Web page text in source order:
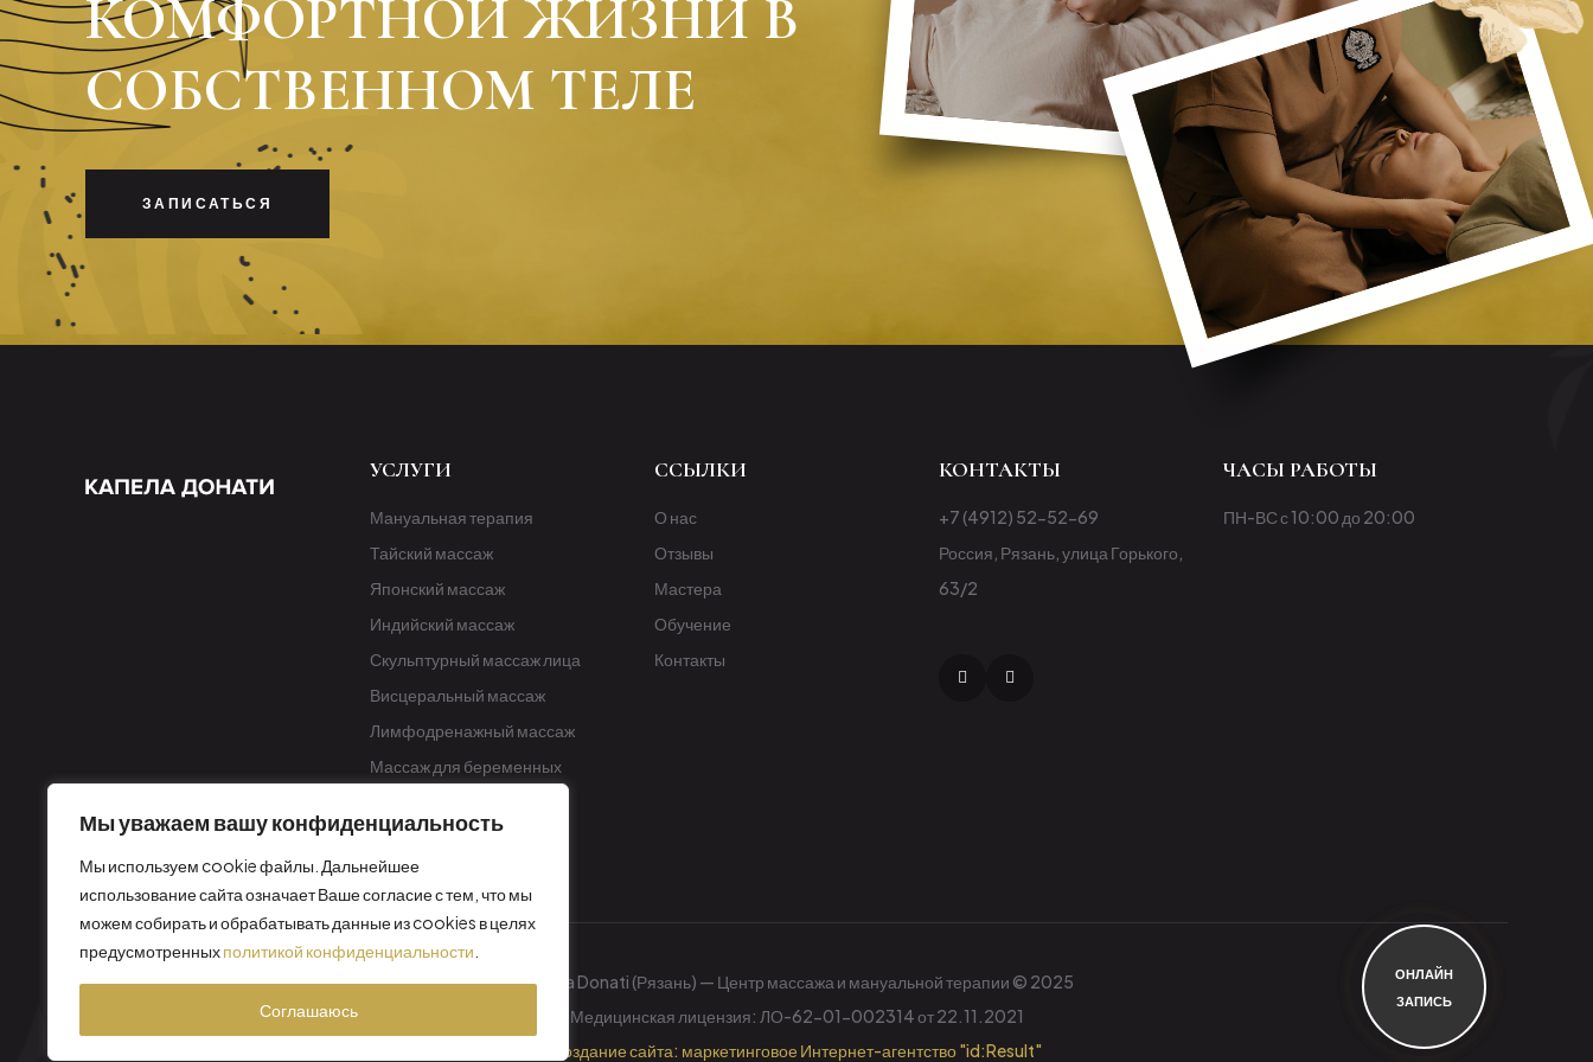
Мы уважаем вашу конфиденциальность
Мы используем cookie файлы. Дальнейшее
использование сайта означает Ваше согласие с тем, что мы
можем собирать и обрабатывать данные из cookies в целях
предусмотренныхполитикой конфиденциальности
Соглашаюсь
КОМФОРТНОЙ ЖИЗНИ В
СОБСТВЕННОМ ТЕЛЕ
ЗАПИСАТЬСЯ
УСЛУГИ
Мануальная терапия
Тайский массаж
Японский массаж
Индийский массаж
Скульптурный массаж лица
Висцеральный массаж
Лимфодренажный массаж
Массаж для беременных
ССЫЛКИ
О нас
Отзывы
Мастера
Обучение
Контакты
КОНТАКТЫ
+7 (4912) 52-52-69
Россия, Рязань, улица Горького,
63/2
ЧАСЫ РАБОТЫ
ПН-ВС с 10:00 до 20:00
ОНЛАЙН
ЗАПИСЬ
Capela Donati (Рязань) — Центр массажа и мануальной терапии © 2025
Медицинская лицензия: ЛО-62-01-002314 от 22.11.2021
Создание сайта: маркетинговое Интернет-агентство "id:Result"